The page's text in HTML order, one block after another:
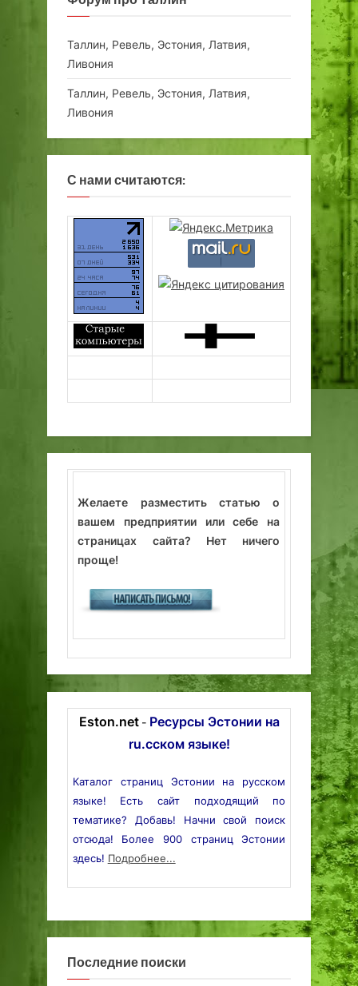
Таллин, Ревель, Эстония, Латвия,
Ливония
Таллин, Ревель, Эстония, Латвия,
Ливония
С нами считаются:
Желаете разместить статью о
вашем предприятии или себе на
страницах сайта? Нет ничего
проще!
Eston.net- Ресурсы Эстонии на
ru.сском языке!
Каталог страниц Эстонии на русском
языке! Есть сайт подходящий по
тематике? Добавь! Начни свой поиск
отсюда! Более 900 страниц Эстонии
здесь! Подробнее...
Последние поиски